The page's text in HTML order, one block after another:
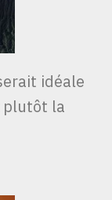
idéale
plutôt la